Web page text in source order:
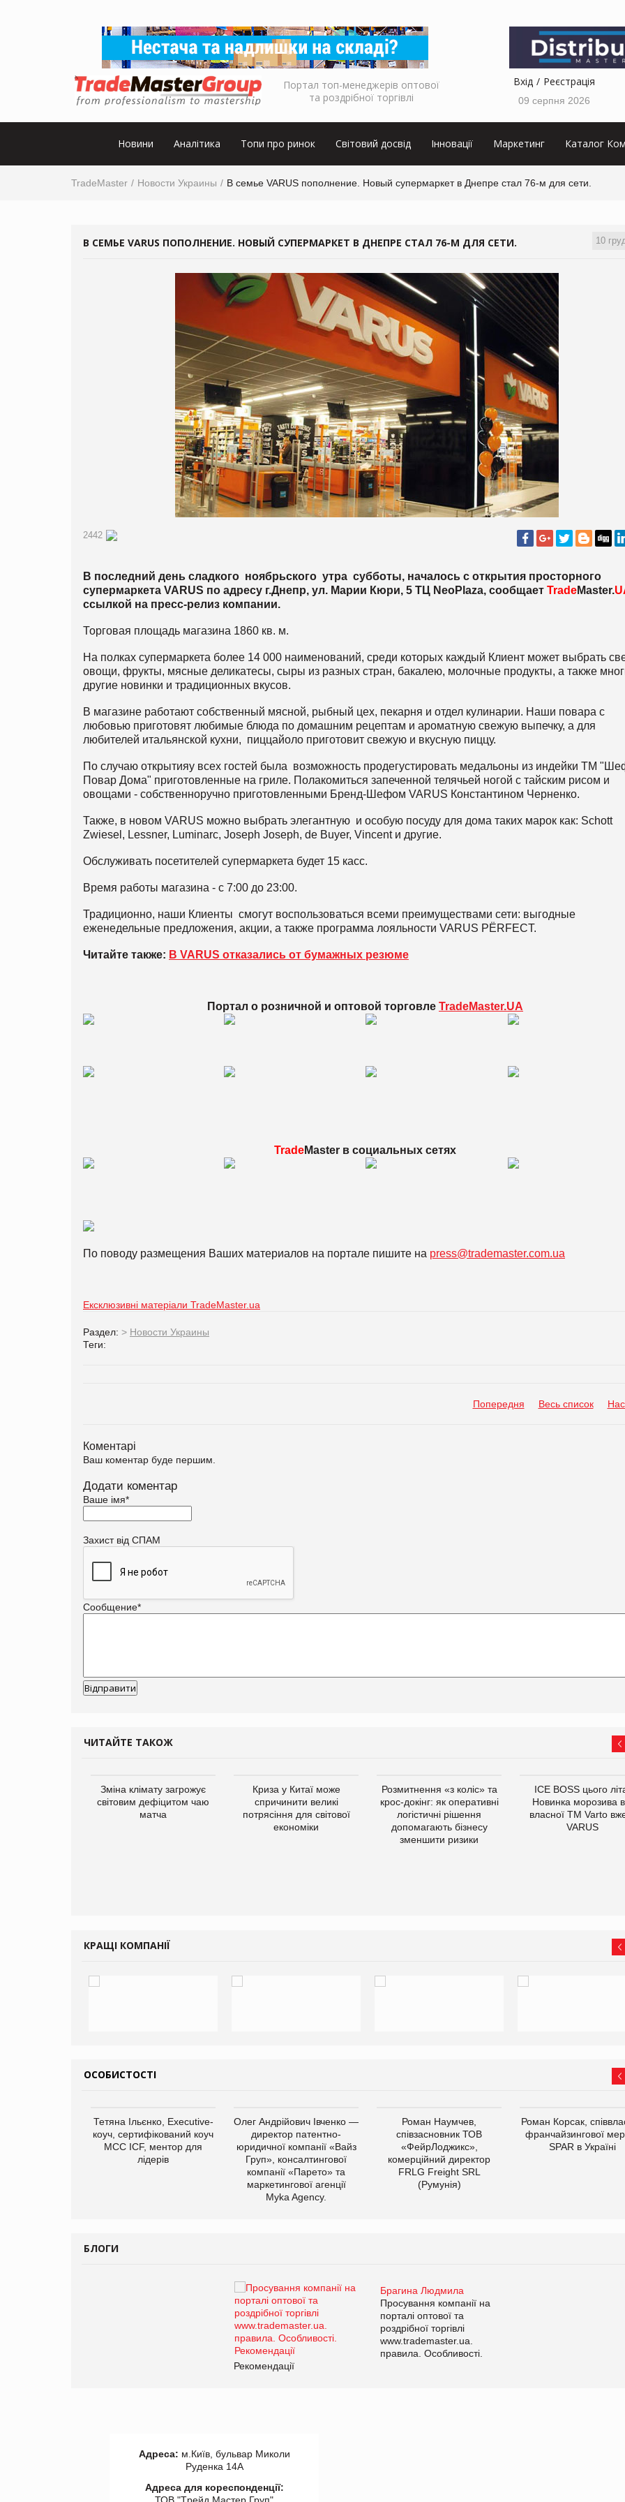
Портал топ-менеджерів оптової
та роздрібної торгівлі
Вхід Реєстрація
09 серпня 2026
Новини Аналітика Топи про ринок Світовий досвід Інновації Маркетинг Каталог
TradeMaster Новости Украины В семье VARUS пополнение. Новый супермаркет в Днепре стал 76-м для сети.
10
В СЕМЬЕ VARUS ПОПОЛНЕНИЕ. НОВЫЙ СУПЕРМАРКЕТ В ДНЕПРЕ СТАЛ 76-М ДЛЯ СЕТИ.
2442
В последний день сладкого ноябрьского утра субботы, началось с открытия просторного
супермаркета VARUS по адресу г.Днепр, ул. Марии Кюри, 5 ТЦ NeoPlaza, сообщает TradeMaster.
ссылкой на пресс-релиз компании.
Торговая площадь магазина 1860 кв. м.
На полках супермаркета более 14 000 наименований, среди которых каждый Клиент может выбрать
овощи, фрукты, мясные деликатесы, сыры из разных стран, бакалею, молочные продукты, а также
другие новинки и традиционных вкусов.
В магазине работают собственный мясной, рыбный цех, пекарня и отдел кулинарии. Наши повара с
любовью приготовят любимые блюда по домашним рецептам и ароматную свежую выпечку, а для
любителей итальянской кухни, пиццайоло приготовит свежую и вкусную пиццу.
По случаю открытияу всех гостей была возможность продегустировать медальоны из индейки ТМ
Повар Дома" приготовленные на гриле. Полакомиться запеченной телячьей ногой с тайским рисом и
овощами - собственноручно приготовленными Бренд-Шефом VARUS Константином Черненко.
Также, в новом VARUS можно выбрать элегантную и особую посуду для дома таких марок как: Schott
Zwiesel, Lessner, Luminarc, Joseph Joseph, de Buyer, Vincent и другие.
Обслуживать посетителей супермаркета будет 15 касс.
Время работы магазина - с 7:00 до 23:00.
Традиционно, наши Клиенты смогут воспользоваться всеми преимуществами сети: выгодные
еженедельные предложения, акции, а также программа лояльности VARUS PЁRFECT.
Читайте также: В VARUS отказались от бумажных резюме
Портал о розничной и оптовой торговле TradeMaster.UA
TradeMaster в социальных сетях
По поводу размещения Ваших материалов на портале пишите на press@trademaster.com.ua
Ексклюзивні матеріали TradeMaster.ua
Раздел: > Новости Украины
Теги:
Попередня Весь список
Коментарі
Ваш коментар буде першим.
Додати коментар
Ваше імя*
Захист від СПАМ
Сообщение*
ЧИТАЙТЕ ТАКОЖ
Зміна клімату загрожує
світовим дефіцитом чаю
матча
Криза у Китаї може
спричинити великі
потрясіння для світової
економіки
Розмитнення «з коліс» та
крос-докінг: як оперативні
логістичні рішення
допомагають бізнесу
зменшити ризики
ICE BOSS цього
Новинка морозива
власної ТМ Varto
VARUS
КРАЩІ КОМПАНІЇ
ОСОБИСТОСТІ
Тетяна Ільєнко, Executive-
коуч, сертифікований коуч
МСС ICF, ментор для
лідерів
Олег Андрійович Івченко —
директор патентно-
юридичної компанії «Вайз
Груп», консалтингової
компанії «Парето» та
маркетингової агенції
Myka Agency.
Роман Наумчев,
співзасновник ТОВ
«ФейрЛоджикс»,
комерційний директор
FRLG Freight SRL
(Румунія)
Роман Корсак,
франчайзингової
SPAR в Україні
БЛОГИ
Брагина Людмила
Просування компанії на
порталі оптової та
роздрібної торгівлі
www.trademaster.ua.
правила. Особливості.
Рекомендації
Адреса: м.Київ, бульвар Миколи
Руденка 14А
Адреса для кореспонденції: